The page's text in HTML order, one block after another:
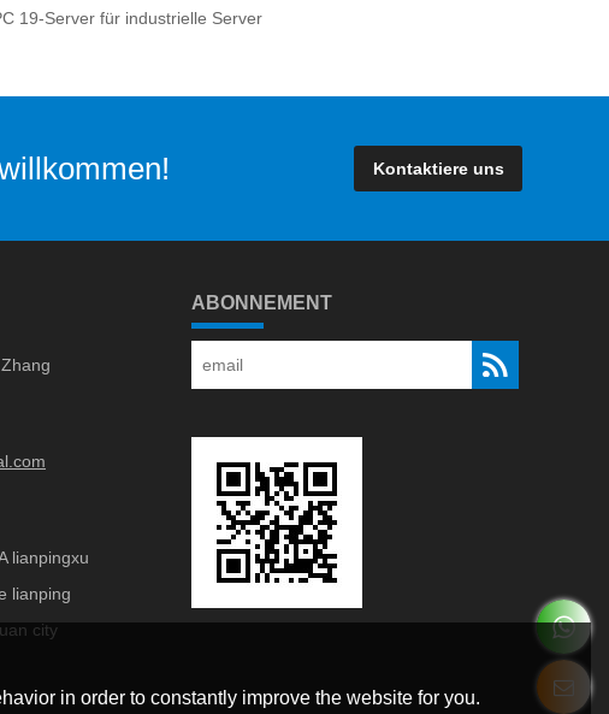
19-Server für industrielle Server
Kontaktiere uns
lianpingxu
lianping
city
ABONNEMENT
in order to constantly improve the website for you.